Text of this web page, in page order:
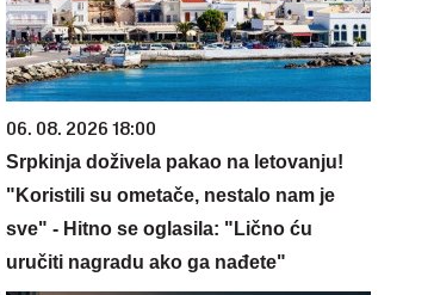
06. 08. 2026 18:00
Srpkinja doživela pakao na letovanju!
"Koristili su ometače, nestalo nam je
sve" - Hitno se oglasila: "Lično ću
uručiti nagradu ako ga nađete"